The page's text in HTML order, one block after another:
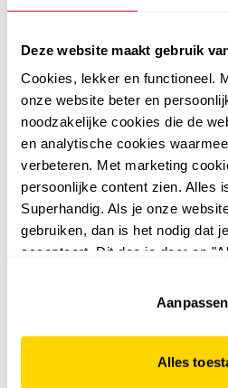
Deze website maakt gebruik
Cookies, lekker en functioneel.
onze website beter en
noodzakelijke cookies die de
en analytische cookies
verbeteren. Met marketing
persoonlijke content zien. Alles
Superhandig. Als je onze
gebruiken, dan is het nodig dat
accepteert. Dit doe je door op
website niet optimaal functioneert.
Aanpassen
Alles